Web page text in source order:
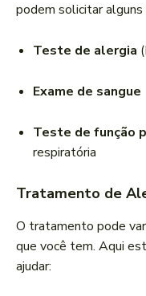
podem solicitar
Teste de alergia
Exame de sangue
Teste de função
respiratória
Tratamento de
O tratamento pode
que você tem. Aqui
ajudar: